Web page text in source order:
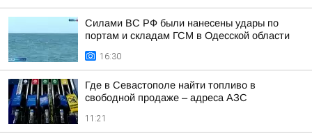
Силами ВС РФ были нанесены удары по
портам и складам ГСМ в Одесской области
16:30
Где в Севастополе найти топливо в
свободной продаже – адреса АЗС
11:21